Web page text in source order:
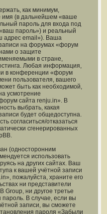
как минимум,
имя (в дальнейшем «ваше
пароль для входа под
пароль») и реальный
адрес email»). Ваша
на форумах «форум
о защите
в стране,
Любая информация,
в конференции «форум
пользователя, вашего
быть как необходимой,
усмотрение
сайта renju.in». В
выбрать, какая
будет общедоступна.
согласиться/отказаться
сгенерированных
(односторонним
использовать
на других сайтах. Ваш
к вашей учётной записи
пожалуйста, храните его
ни представители
Group, ни другое третье
В случае, если вы
записи, вы сможете
пароля «Забыли